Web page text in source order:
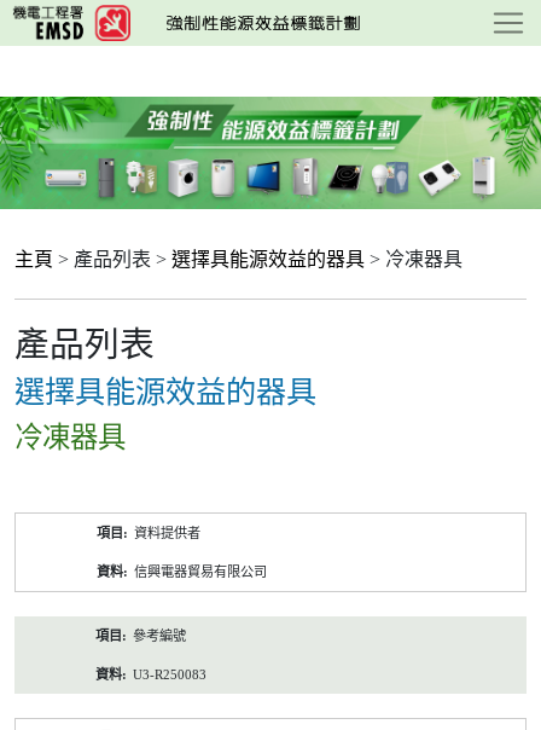
跳
至
要
內
容
主頁 > 產品列表 > 選擇具能源效益的器具 > 冷凍器具
產品列表
選擇具能源效益的器具
冷凍器具
資料提供者
信興電器貿易有限公司
參考編號
U3-R250083